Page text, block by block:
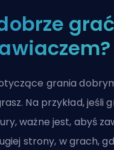
grać
grania
Na przykład, jeśli
ważne jest, abyś
strony, w grach,